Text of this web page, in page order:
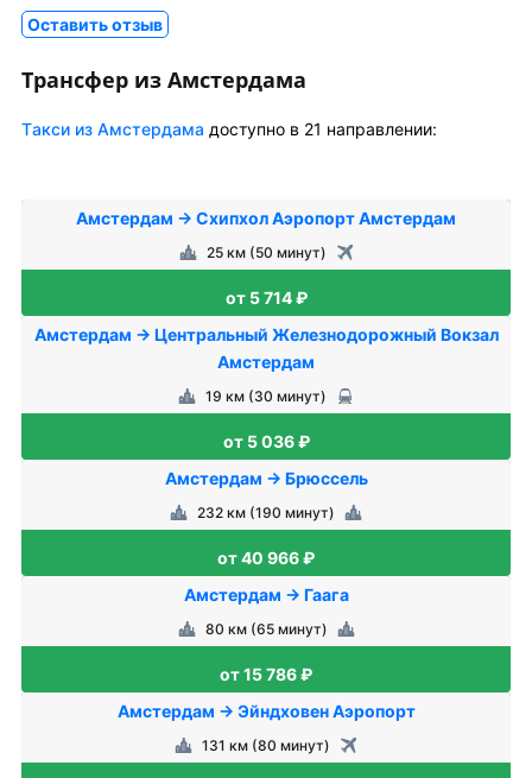
Оставить отзыв
Трансфер из Амстердама
Tакси из Амстердама доступно в 21 направлении:
Амстердам → Схипхол Аэропорт Амстердам
25 км (50 минут)
от 5 714 ₽
Амстердам → Центральный Железнодорожный Вокзал
Амстердам
19 км (30 минут)
от 5 036 ₽
Амстердам → Брюссель
232 км (190 минут)
от 40 966 ₽
Амстердам → Гаага
80 км (65 минут)
от 15 786 ₽
Амстердам → Эйндховен Аэропорт
131 км (80 минут)